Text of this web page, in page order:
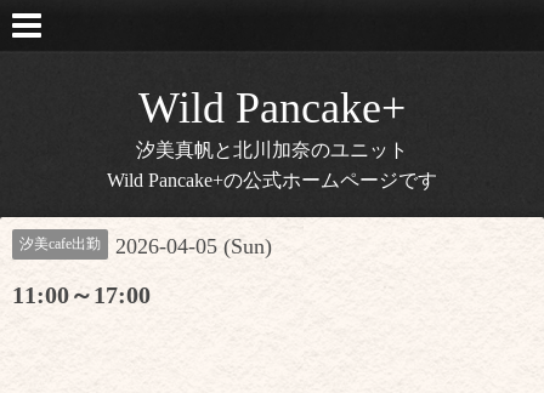
Wild Pancake+
汐美真帆と北川加奈のユニット
Wild Pancake+の公式ホームページです
汐美cafe出勤 2026-04-05 (Sun)
11:00～17:00